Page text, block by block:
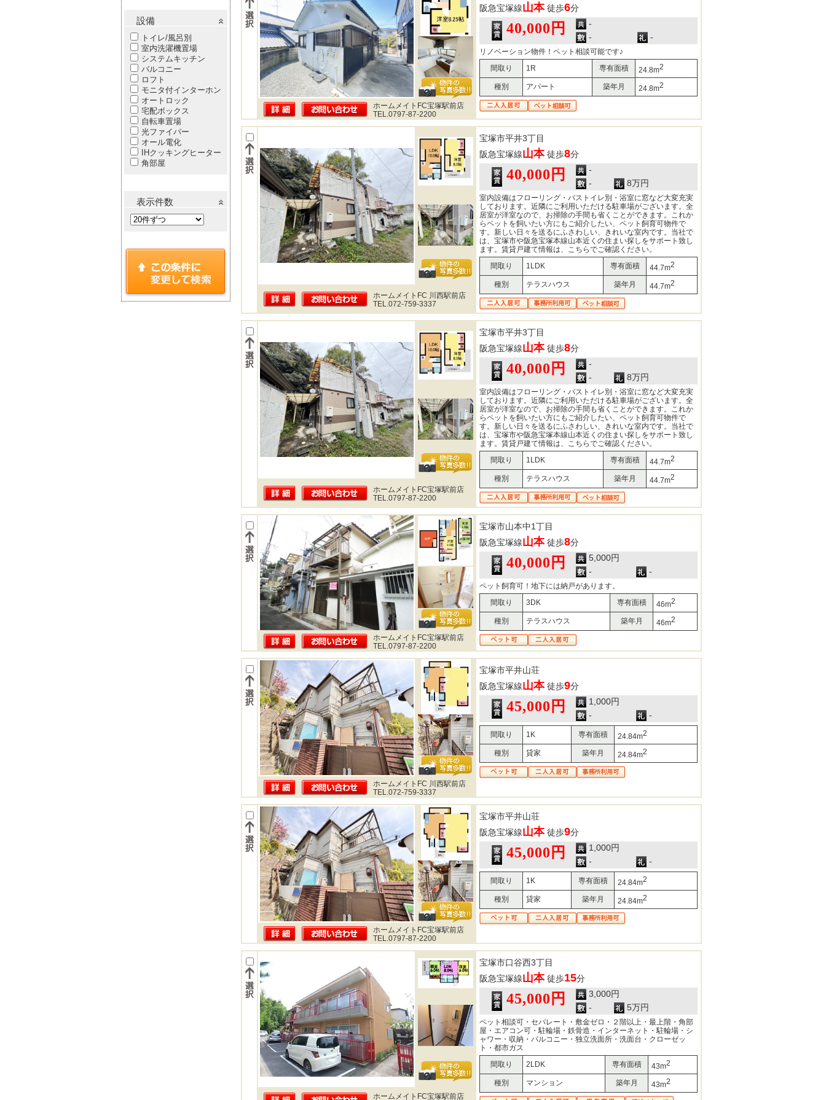
設備
トイレ/風呂別
室内洗濯機置場
システムキッチン
バルコニー
ロフト
モニタ付インターホン
オートロック
宅配ボックス
自転車置場
光ファイバー
オール電化
IHクッキングヒーター
角部屋
表示件数
阪急宝塚線山本徒歩6分
40,000円
-
-
-
リノベーション物件！ペット相談可能です♪
間取り
1R 専有面積 24.8m2
種別 アパート 築年月 24.8m2
ホームメイトFC宝塚駅前店
TEL.0797-87-2200
宝塚市平井3丁目
阪急宝塚線山本徒歩8分
40,000円
-
-
8万円
室内設備はフローリング・バストイレ別・浴室に窓など大変充実
しております。近隣にご利用いただける駐車場がございます。全
居室が洋室なので、お掃除の手間も省くことができます。これか
らペットを飼いたい方にもご紹介したい、ペット飼育可物件で
す。新しい日々を送るにふさわしい、きれいな室内です。当社で
は、宝塚市や阪急宝塚本線山本近くの住まい探しをサポート致し
ます。賃貸戸建て情報は、こちらでご確認ください。
間取り
1LDK 専有面積 44.7m2
種別 テラスハウス 築年月 44.7m2
ホームメイトFC 川西駅前店
TEL.072-759-3337
宝塚市平井3丁目
阪急宝塚線山本徒歩8分
40,000円
-
-
8万円
室内設備はフローリング・バストイレ別・浴室に窓など大変充実
しております。近隣にご利用いただける駐車場がございます。全
居室が洋室なので、お掃除の手間も省くことができます。これか
らペットを飼いたい方にもご紹介したい、ペット飼育可物件で
す。新しい日々を送るにふさわしい、きれいな室内です。当社で
は、宝塚市や阪急宝塚本線山本近くの住まい探しをサポート致し
ます。賃貸戸建て情報は、こちらでご確認ください。
間取り
1LDK 専有面積 44.7m2
種別 テラスハウス 築年月 44.7m2
ホームメイトFC宝塚駅前店
TEL.0797-87-2200
宝塚市山本中1丁目
阪急宝塚線山本徒歩8分
40,000円
5,000円
-
-
ペット飼育可！地下には納戸があります。
間取り
3DK 専有面積 46m2
種別 テラスハウス 築年月 46m2
ホームメイトFC宝塚駅前店
TEL.0797-87-2200
宝塚市平井山荘
阪急宝塚線山本徒歩9分
45,000円
1,000円
-
-
間取り 1K 専有面積 24.84m2
種別 貸家 築年月 24.84m2
ホームメイトFC 川西駅前店
TEL.072-759-3337
宝塚市平井山荘
阪急宝塚線山本徒歩9分
45,000円
1,000円
-
-
間取り 1K 専有面積 24.84m2
種別 貸家 築年月 24.84m2
ホームメイトFC宝塚駅前店
TEL.0797-87-2200
宝塚市口谷西3丁目
阪急宝塚線山本徒歩15分
45,000円
3,000円
-
5万円
ペット相談可・セパレート・敷金ゼロ・２階以上・最上階・角部
屋・エアコン可・駐輪場・鉄骨造・インターネット・駐輪場・シ
ャワー・収納・バルコニー・独立洗面所・洗面台・クローゼッ
ト・都市ガス
間取り
2LDK 専有面積 43m2
種別 マンション 築年月 43m2
ホームメイトFC宝塚駅前店